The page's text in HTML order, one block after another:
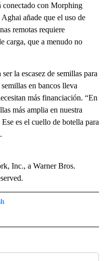
conectado con Morphing
añade que el uso de
remotas requiere
carga, que a menudo no
la escasez de semillas para
en bancos lleva
más financiación. “En
más amplia en nuestra
es el cuello de botella para
Inc., a Warner Bros.
RECEIVE NOTIFICATIONS ABOUT